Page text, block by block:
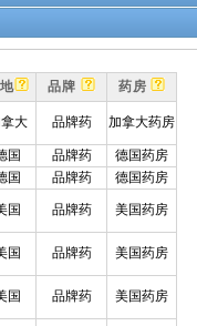
品牌 药房
大 品牌药 加拿大药房
国 品牌药
德国药房
国 品牌药 德国药房
国 品牌药 美国药房
国 品牌药 美国药房
国 品牌药 美国药房